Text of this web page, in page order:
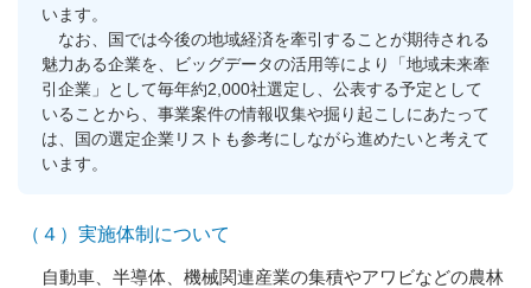
います。
なお、国では今後の地域経済を牽引することが期待される
魅力ある企業を、ビッグデータの活用等により「地域未来牽
引企業」として毎年約2,000社選定し、公表する予定として
いることから、事業案件の情報収集や掘り起こしにあたって
は、国の選定企業リストも参考にしながら進めたいと考えて
います。
（４）実施体制について
自動車、半導体、機械関連産業の集積やアワビなどの農林